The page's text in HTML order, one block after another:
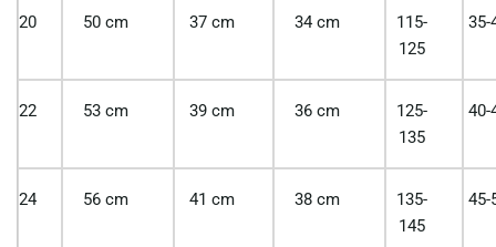
20 50 cm 37 cm 34 cm
115-
125
35-
22 53 cm 39 cm 36 cm
125-
135
40-
24 56 cm 41 cm 38 cm
135-
145
45-